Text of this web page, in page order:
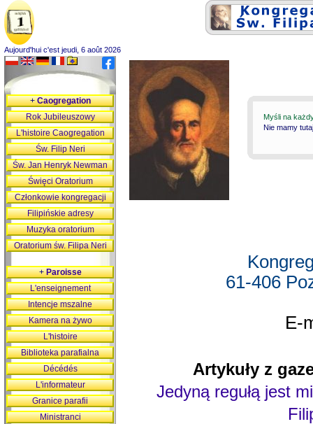
Aujourd'hui c'est jeudi, 6 août 2026
Myśli na
Nie mamy
61-406
E-
Artykuły z
Jedyną regułą jest
+Caogregation
Rok Jubileuszowy
L'histoire Caogregation
Św. Filip Neri
Św. Jan Henryk Newman
Święci Oratorium
Członkowie kongregacji
Filipińskie adresy
Muzyka oratorium
Oratorium św. Filipa Neri
+Paroisse
L'enseignement
Intencje mszalne
Kamera na żywo
L'histoire
Biblioteka parafialna
Décédés
L'informateur
Granice parafii
Ministranci